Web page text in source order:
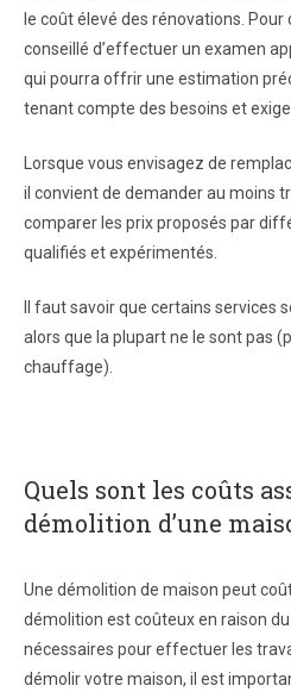
le coût élevé des rénovations.
conseillé d’effectuer un examen
qui pourra offrir une estimation
tenant compte des besoins et
Lorsque vous envisagez de
il convient de demander au moins
comparer les prix proposés par
qualifiés et expérimentés.
Il faut savoir que certains services
alors que la plupart ne le sont pas
chauffage).
Quels sont les coûts
démolition d’une
Une démolition de maison peut
démolition est coûteux en raison
nécessaires pour effectuer les
démolir votre maison, il est